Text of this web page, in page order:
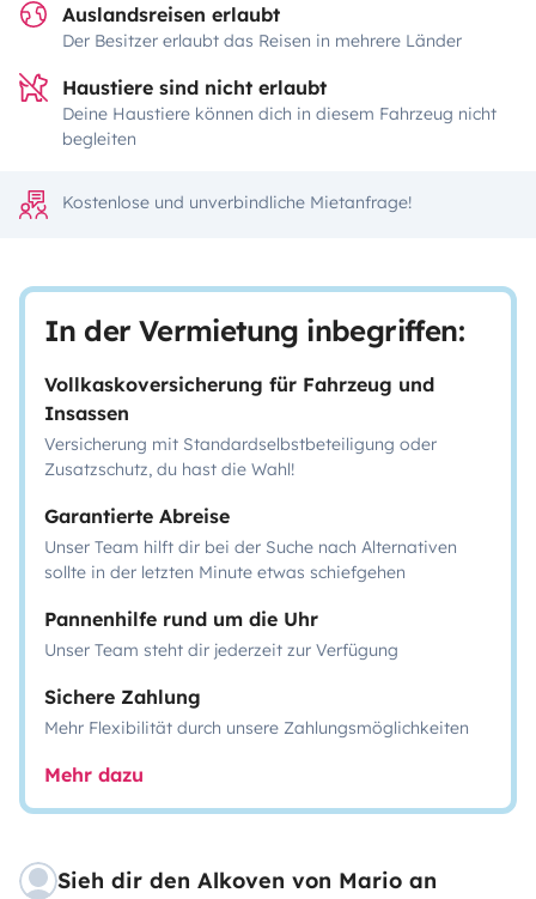
Auslandsreisen erlaubt
Der Besitzer erlaubt das Reisen in mehrere Länder
Haustiere sind nicht erlaubt
Deine Haustiere können dich in diesem Fahrzeug nicht
begleiten
Kostenlose und unverbindliche Mietanfrage!
In der Vermietung inbegriffen:
Vollkaskoversicherung für Fahrzeug und
Insassen
Versicherung mit Standardselbstbeteiligung oder
Zusatzschutz, du hast die Wahl!
Garantierte Abreise
Unser Team hilft dir bei der Suche nach Alternativen
sollte in der letzten Minute etwas schiefgehen
Pannenhilfe rund um die Uhr
Unser Team steht dir jederzeit zur Verfügung
Sichere Zahlung
Mehr Flexibilität durch unsere Zahlungsmöglichkeiten
Mehr dazu
Sieh dir den Alkoven von Mario an